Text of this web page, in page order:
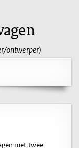
ontwerper)
met twee